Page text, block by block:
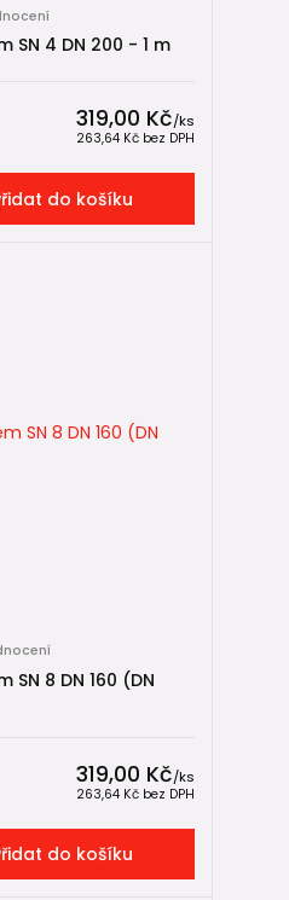
SN 4 DN 200 - 1 m
319,00 Kč/ks
263,64 Kč bez DPH
do košíku
8 DN 160 (DN
319,00 Kč/ks
263,64 Kč bez DPH
do košíku